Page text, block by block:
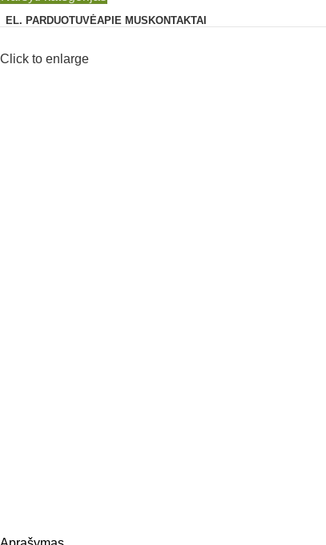
EL. PARDUOTUVĖAPIE MUS KONTAKTAI
Click to enlarge